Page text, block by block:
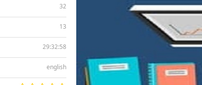
32
13
29:32:58
english